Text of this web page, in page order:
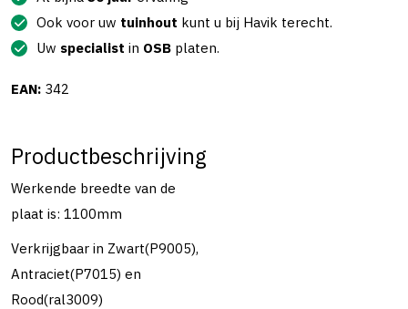
Ook voor uw tuinhout kunt u bij Havik terecht.
Uw specialist in OSB platen.
EAN: 342
Productbeschrijving
Werkende breedte van de
plaat is: 1100mm
Verkrijgbaar in Zwart(P9005),
Antraciet(P7015) en
Rood(ral3009)